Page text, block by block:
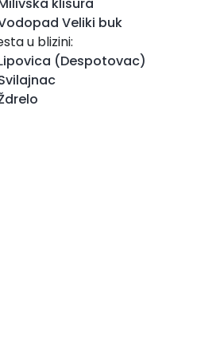
Veliki buk
u blizini:
(Despotovac)